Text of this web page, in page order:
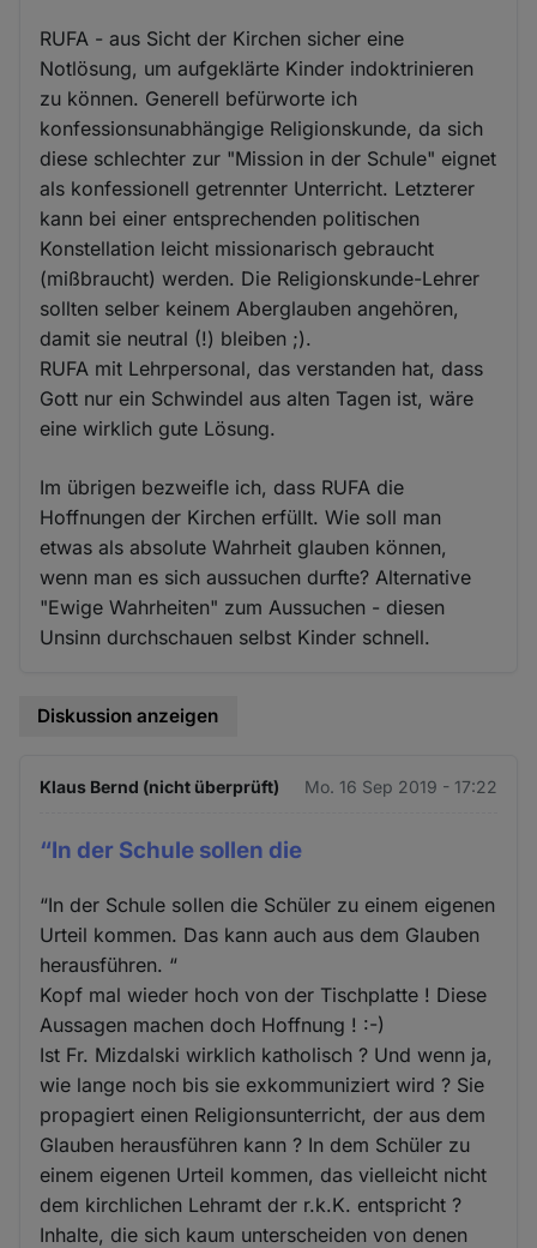
RUFA - aus Sicht der Kirchen sicher eine
Notlösung, um aufgeklärte Kinder indoktrinieren
zu können. Generell befürworte ich
konfessionsunabhängige Religionskunde, da sich
diese schlechter zur "Mission in der Schule" eignet
als konfessionell getrennter Unterricht. Letzterer
kann bei einer entsprechenden politischen
Konstellation leicht missionarisch gebraucht
(mißbraucht) werden. Die Religionskunde-Lehrer
sollten selber keinem Aberglauben angehören,
damit sie neutral (!) bleiben ;).
RUFA mit Lehrpersonal, das verstanden hat, dass
Gott nur ein Schwindel aus alten Tagen ist, wäre
eine wirklich gute Lösung.
Im übrigen bezweifle ich, dass RUFA die
Hoffnungen der Kirchen erfüllt. Wie soll man
etwas als absolute Wahrheit glauben können,
wenn man es sich aussuchen durfte? Alternative
"Ewige Wahrheiten" zum Aussuchen - diesen
Unsinn durchschauen selbst Kinder schnell.
Diskussion anzeigen
Klaus Bernd (nicht überprüft) Mo. 16 Sep 2019 - 17:22
“In der Schule sollen die
“In der Schule sollen die Schüler zu einem eigenen
Urteil kommen. Das kann auch aus dem Glauben
herausführen. “
Kopf mal wieder hoch von der Tischplatte ! Diese
Aussagen machen doch Hoffnung ! :-)
Ist Fr. Mizdalski wirklich katholisch ? Und wenn ja,
wie lange noch bis sie exkommuniziert wird ? Sie
propagiert einen Religionsunterricht, der aus dem
Glauben herausführen kann ? In dem Schüler zu
einem eigenen Urteil kommen, das vielleicht nicht
dem kirchlichen Lehramt der r.k.K. entspricht ?
Inhalte, die sich kaum unterscheiden von denen